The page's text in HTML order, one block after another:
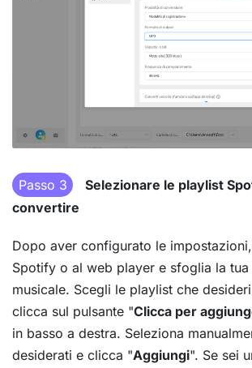
Passo 3
Selezionare le playlist
convertire
Dopo aver configurato le
Spotify o al web player e sfoglia la
musicale. Scegli le playlist che
clicca sul pulsante "Clicca per
in basso a destra. Seleziona
desiderati e clicca "Aggiungi". Se sei